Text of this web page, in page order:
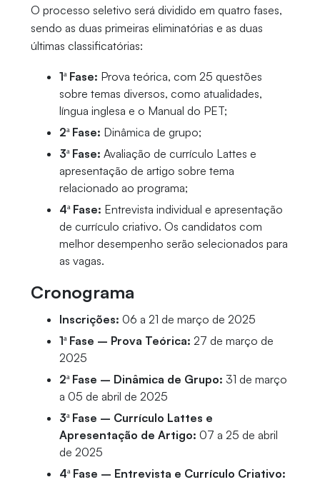
O processo seletivo será dividido em quatro fases,
sendo as duas primeiras eliminatórias e as duas
últimas classificatórias:
1ª Fase: Prova teórica, com 25 questões
sobre temas diversos, como atualidades,
língua inglesa e o Manual do PET;
2ª Fase: Dinâmica de grupo;
3ª Fase: Avaliação de currículo Lattes e
apresentação de artigo sobre tema
relacionado ao programa;
4ª Fase: Entrevista individual e apresentação
de currículo criativo. Os candidatos com
melhor desempenho serão selecionados para
as vagas.
Cronograma
Inscrições: 06 a 21 de março de 2025
1ª Fase – Prova Teórica: 27 de março de
2025
2ª Fase – Dinâmica de Grupo: 31 de março
a 05 de abril de 2025
3ª Fase – Currículo Lattes e
Apresentação de Artigo: 07 a 25 de abril
de 2025
4ª Fase – Entrevista e Currículo Criativo: